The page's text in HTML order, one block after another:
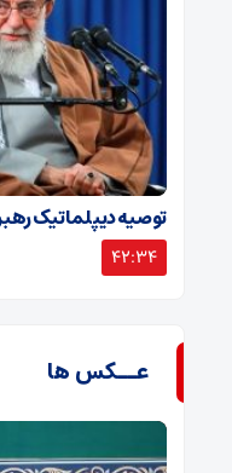
توصیه دیپلماتیک
42:34
عــکس ها